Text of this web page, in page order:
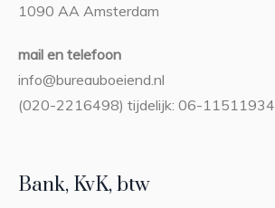
1090 AA Amsterdam
mail en telefoon
info@bureauboeiend.nl
(020-2216498) tijdelijk: 06-11511934
Bank, KvK, btw